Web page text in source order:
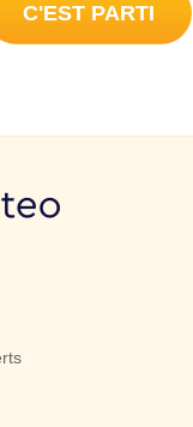
C'EST PARTI